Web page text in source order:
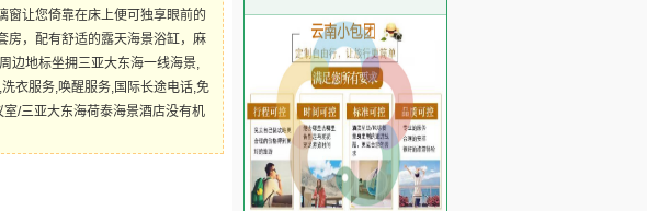
窗让您倚靠在床上便可独享眼前的
房，配有舒适的露天海景浴缸，麻
边地标坐拥三亚大东海一线海景,
衣服务,唤醒服务,国际长途电话,免
/三亚大东海荷泰海景酒店没有机